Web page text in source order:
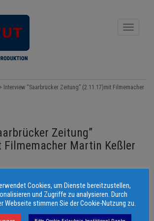
Toggle
> Interview “Saarbrücker Zeitung” (2.11.17)mit Filmemacher
Zeitung”
Martin Keßler
© 2006 - 2026 Martin Keßler Filmproduktion
Cookies, um Dienste bereitzustellen,
und Zugriffe zu analysieren. Durch
Webseite stimmen Sie der Cookie-Nutzung zu.